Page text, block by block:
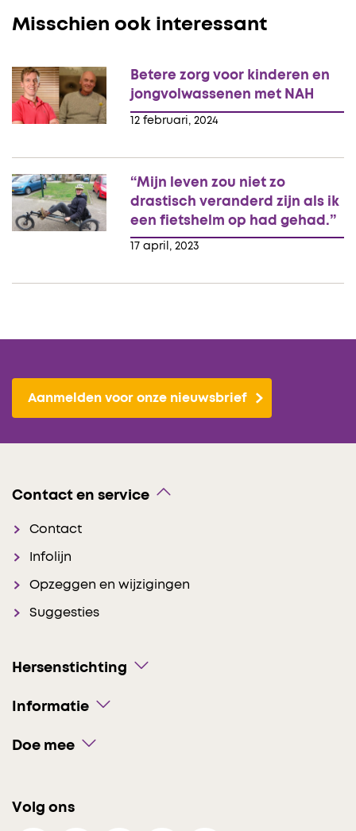
Misschien ook interessant
12 februari, 2024
Betere zorg voor kinderen en
jongvolwassenen met NAH
17 april, 2023
“Mijn leven zou niet zo
drastisch veranderd zijn als ik
een fietshelm op had gehad.”
Aanmelden voor onze nieuwsbrief
Contact en service
Contact
Infolijn
Opzeggen en wijzigingen
Suggesties
Hersenstichting
Informatie
Doe mee
Volg ons